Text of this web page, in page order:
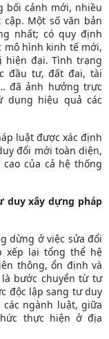
bối cảnh mới, nhiều
Một số văn bản
nhất; có quy định
mô hình kinh tế mới,
hiện đại. Tình trạng
đầu tư, đất đai, tài
đã ảnh hưởng trực
dụng hiệu quả các
luật được xác định
đổi mới toàn diện,
của cả hệ thống
duy xây dựng pháp
dừng ở việc sửa đổi
xếp lại tổng thể hệ
thông, ổn định và
bước chuyển từ tư
độc lập sang tư duy
ngành luật, giữa
thực hiện ở địa